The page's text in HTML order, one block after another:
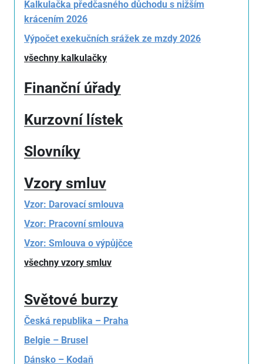
Kalkulačka předčasného důchodu s nižším
krácením 2026
Výpočet exekučních srážek ze mzdy 2026
všechny kalkulačky
Finanční úřady
Kurzovní lístek
Slovníky
Vzory smluv
Vzor: Darovací smlouva
Vzor: Pracovní smlouva
Vzor: Smlouva o výpůjčce
všechny vzory smluv
Světové burzy
Česká republika – Praha
Belgie – Brusel
Dánsko – Kodaň